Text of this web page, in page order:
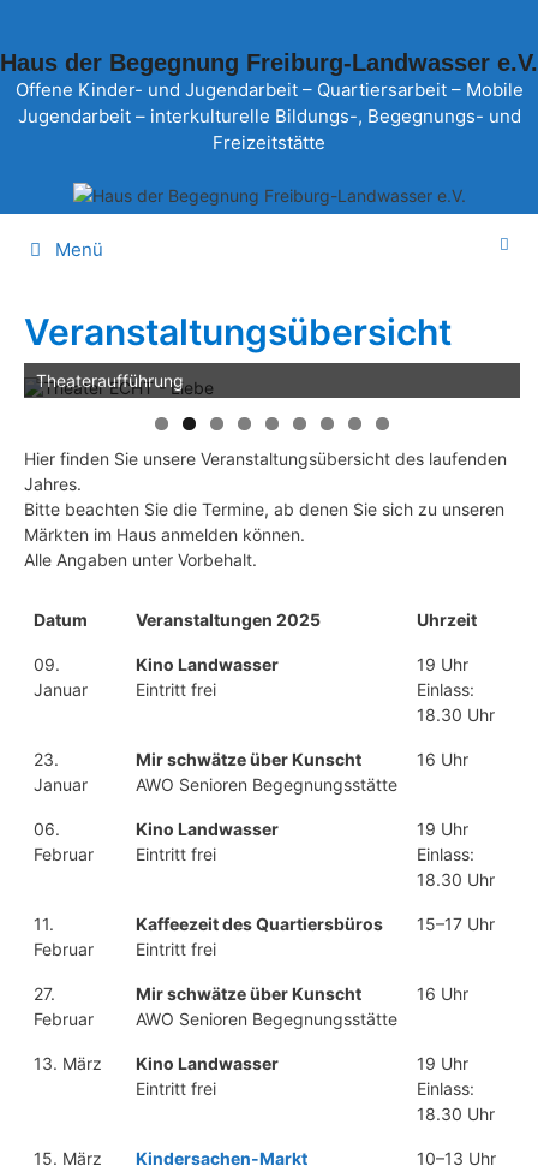
springen
Haus der Begegnung Freiburg-Landwasser e.V.
Offene Kinder- und Jugendarbeit – Quartiersarbeit – Mobile
Jugendarbeit – interkulturelle Bildungs-, Begegnungs- und
Freizeitstätte
Menü
Veranstaltungsübersicht
Theateraufführung
Hier finden Sie unsere Veranstaltungsübersicht des laufenden
Jahres.
Bitte beachten Sie die Termine, ab denen Sie sich zu unseren
Märkten im Haus anmelden können.
Alle Angaben unter Vorbehalt.
Datum Veranstaltungen 2025 Uhrzeit
09.
Januar
Kino Landwasser
Eintritt frei
19 Uhr
Einlass:
18.30 Uhr
23.
Januar
Mir schwätze über Kunscht
AWO Senioren Begegnungsstätte
16 Uhr
06.
Februar
Kino Landwasser
Eintritt frei
19 Uhr
Einlass:
18.30 Uhr
11.
Februar
Kaffeezeit des Quartiersbüros
Eintritt frei
15–17 Uhr
27.
Februar
Mir schwätze über Kunscht
AWO Senioren Begegnungsstätte
16 Uhr
13. März
Kino Landwasser
Eintritt frei
19 Uhr
Einlass:
18.30 Uhr
15. März
Kindersachen-Markt
10–13 Uhr